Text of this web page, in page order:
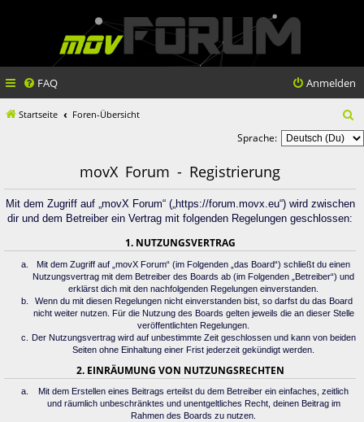
FAQ Anmelden
Startseite Foren-Übersicht
u
Sprache:
movX Forum - Registrierung
Mit dem Zugriff auf „movX Forum“ („https://forum.movx.eu“) wird zwischen
dir und dem Betreiber ein Vertrag mit folgenden Regelungen geschlossen:
1. NUTZUNGSVERTRAG
Mit dem Zugriff auf „movX Forum“ (im Folgenden „das Board“) schließt du einen
Nutzungsvertrag mit dem Betreiber des Boards ab (im Folgenden „Betreiber“) und
erklärst dich mit den nachfolgenden Regelungen einverstanden.
Wenn du mit diesen Regelungen nicht einverstanden bist, so darfst du das Board
nicht weiter nutzen. Für die Nutzung des Boards gelten jeweils die an dieser Stelle
veröffentlichten Regelungen.
Der Nutzungsvertrag wird auf unbestimmte Zeit geschlossen und kann von beiden
Seiten ohne Einhaltung einer Frist jederzeit gekündigt werden.
2. EINRÄUMUNG VON NUTZUNGSRECHTEN
Mit dem Erstellen eines Beitrags erteilst du dem Betreiber ein einfaches, zeitlich
und räumlich unbeschränktes und unentgeltliches Recht, deinen Beitrag im
Rahmen des Boards zu nutzen.